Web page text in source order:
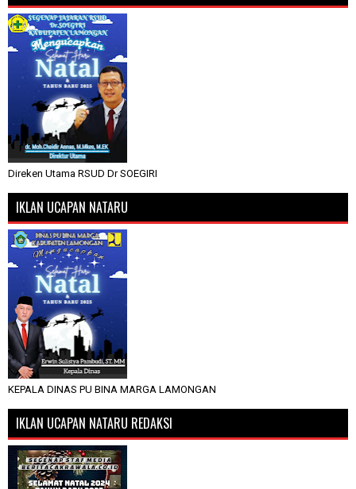
Direken Utama RSUD Dr SOEGIRI
IKLAN UCAPAN NATARU
KEPALA DINAS PU BINA MARGA LAMONGAN
IKLAN UCAPAN NATARU REDAKSI